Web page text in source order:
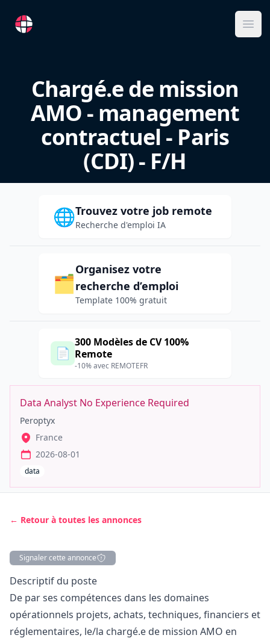
RemoteFR
Chargé.e de mission
AMO - management
contractuel - Paris
(CDI) - F/H
🌐Trouvez votre job remote
Recherche d'emploi IA
🗂️
Organisez votre
recherche d’emploi
Template 100% gratuit
📄
300 Modèles de CV 100%
Remote
-10% avec REMOTEFR
Data Analyst No Experience Required
Peroptyx
France
2026-08-01
data
← Retour à toutes les annonces
Signaler cette annonce
Description
Descriptif du poste
De par ses compétences dans les domaines
opérationnels projets, achats, techniques, financiers et
réglementaires, le/la chargé.e de mission AMO en